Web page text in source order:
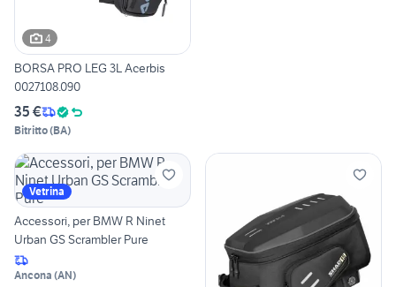
4
BORSA PRO LEG 3L Acerbis
0027108.090
35 €
Bitritto(BA)
Vetrina
Accessori, per BMW R Ninet
Urban GS Scrambler Pure
Ancona (AN)